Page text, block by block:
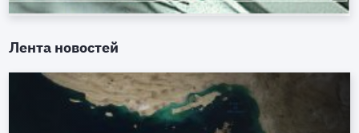
Лента новостей